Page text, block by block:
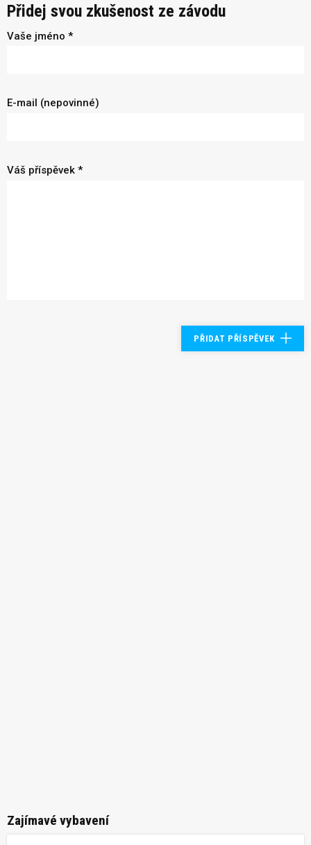
Přidej svou zkušenost ze závodu
Vaše jméno *
E-mail (nepovinné)
Váš příspěvek *
PŘIDAT PŘÍSPĚVEK
Zajímavé vybavení